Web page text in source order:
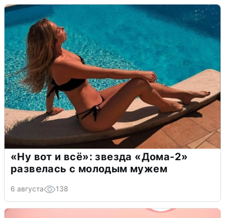
«Ну вот и всё»: звезда «Дома-2»
развелась с молодым мужем
6 августа 138